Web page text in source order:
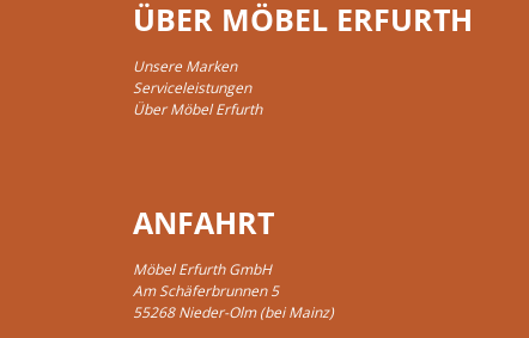
ÜBER MÖBEL ERFURTH
Unsere Marken
Serviceleistungen
Über Möbel Erfurth
ANFAHRT
Möbel Erfurth GmbH
Am Schäferbrunnen 5
55268 Nieder-Olm (bei Mainz)